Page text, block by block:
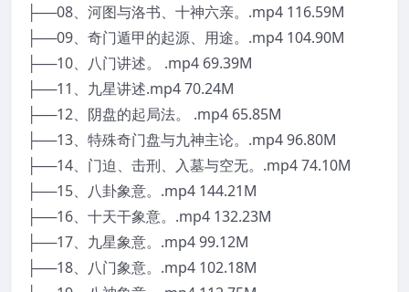
├──08、河图与洛书、十神六亲。.mp4 116.59M
├──09、奇门遁甲的起源、用途。.mp4 104.90M
├──10、八门讲述。 .mp4 69.39M
├──11、九星讲述.mp4 70.24M
├──12、阴盘的起局法。 .mp4 65.85M
├──13、特殊奇门盘与九神主论。.mp4 96.80M
├──14、门迫、击刑、入墓与空无。.mp4 74.10M
├──15、八卦象意。.mp4 144.21M
├──16、十天干象意。.mp4 132.23M
├──17、九星象意。.mp4 99.12M
├──18、八门象意。.mp4 102.18M